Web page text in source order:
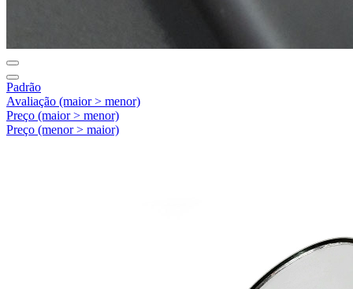
Padrão
Avaliação (maior > menor)
Preço (maior > menor)
Preço (menor > maior)